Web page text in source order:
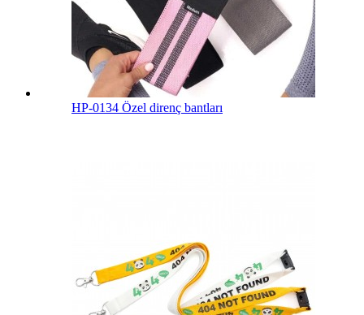
HP-0134 Özel direnç bantları